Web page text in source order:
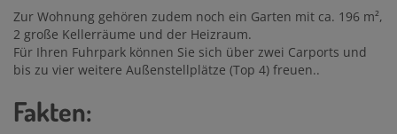
Zur Wohnung gehören zudem noch ein Garten mit ca. 196 m²,
2 große Kellerräume und der Heizraum.
Für Ihren Fuhrpark können Sie sich über zwei Carports und
bis zu vier weitere Außenstellplätze (Top 4) freuen..
Fakten: